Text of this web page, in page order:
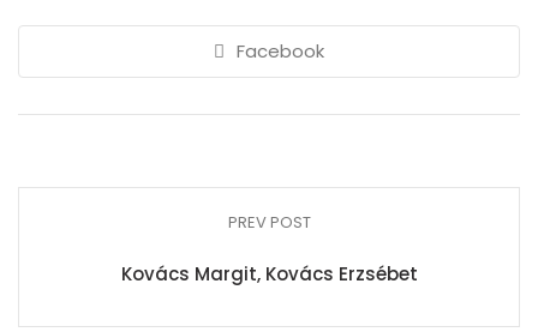
Facebook
PREV POST
Kovács Margit, Kovács Erzsébet